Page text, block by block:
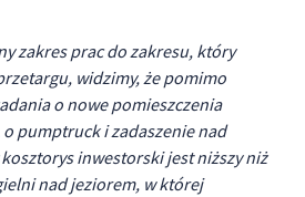
zakres prac do zakresu, który
widzimy, że pomimo
o nowe pomieszczenia
pumptruck i zadaszenie nad
inwestorski jest niższy niż
nad jeziorem, w której